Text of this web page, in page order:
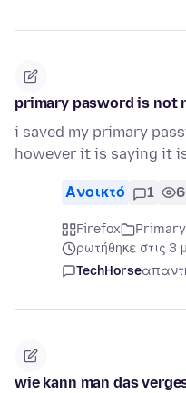
primary pasword is not
i saved my primary
however it is saying it
Ανοικτό 1
Firefox
ρωτήθηκε στις 3
TechHorse
wie kann man das